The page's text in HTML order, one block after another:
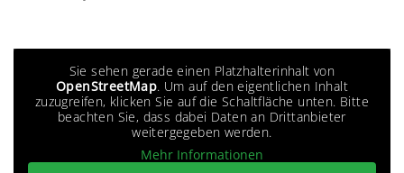
Sie sehen gerade einen Platzhalterinhalt von
OpenStreetMap. Um auf den eigentlichen Inhalt
zuzugreifen, klicken Sie auf die Schaltfläche unten. Bitte
beachten Sie, dass dabei Daten an Drittanbieter
weitergegeben werden.
Mehr Informationen